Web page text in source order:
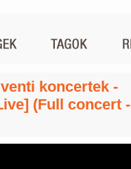
koncertek -
(Full concert -